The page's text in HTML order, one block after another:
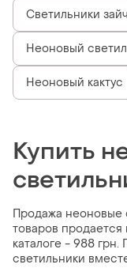
Светильники
Неоновый
Неоновый кактус
Купить
Продажа неоновые
товаров
каталоге - 988
светильники